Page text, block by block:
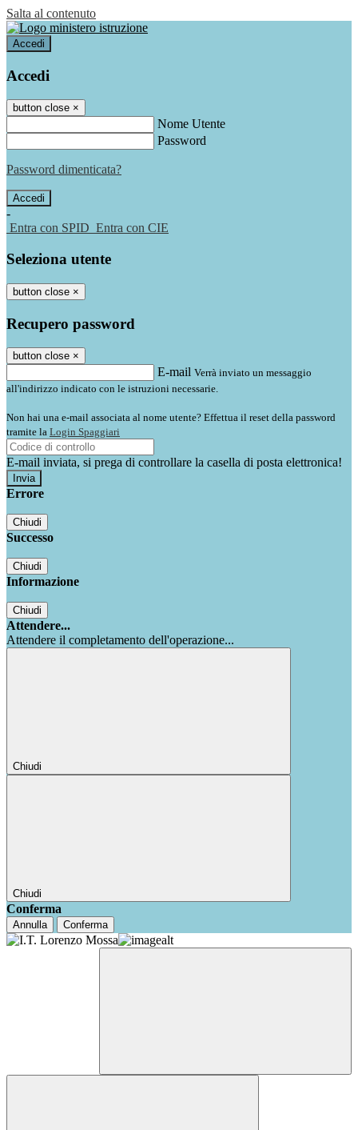
Salta al contenuto
Accedi
Accedi
button close ×
Nome Utente
Password
Password dimenticata?
-
Entra con SPID Entra con CIE
Seleziona utente
button close ×
Recupero password
button close ×
E-mail Verrà inviato un messaggio
all'indirizzo indicato con le istruzioni necessarie.
Non hai una e-mail associata al nome utente? Effettua il reset della password
tramite la Login Spaggiari
E-mail inviata, si prega di controllare la casella di posta elettronica!
Errore
Chiudi
Successo
Chiudi
Informazione
Chiudi
Attendere...
Attendere il completamento dell'operazione...
Chiudi
Chiudi
Conferma
Annulla Conferma